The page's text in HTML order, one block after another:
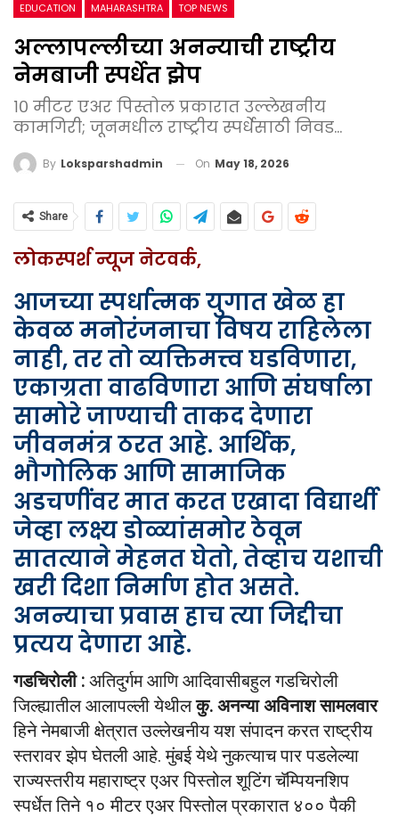
EDUCATION MAHARASHTRA TOP NEWS
अल्लापल्लीच्या अनन्याची राष्ट्रीय
नेमबाजी स्पर्धेत झेप
१० मीटर एअर पिस्तोल प्रकारात उल्लेखनीय
कामगिरी; जूनमधील राष्ट्रीय स्पर्धेसाठी निवड...
By Loksparshadmin On May 18, 2026
Share
लोकस्पर्श न्यूज नेटवर्क,
आजच्या स्पर्धात्मक युगात खेळ हा
केवळ मनोरंजनाचा विषय राहिलेला
नाही, तर तो व्यक्तिमत्त्व घडविणारा,
एकाग्रता वाढविणारा आणि संघर्षाला
सामोरे जाण्याची ताकद देणारा
जीवनमंत्र ठरत आहे. आर्थिक,
भौगोलिक आणि सामाजिक
अडचणींवर मात करत एखादा विद्यार्थी
जेव्हा लक्ष्य डोळ्यांसमोर ठेवून
सातत्याने मेहनत घेतो, तेव्हाच यशाची
खरी दिशा निर्माण होत असते.
अनन्याचा प्रवास हाच त्या जिद्दीचा
प्रत्यय देणारा आहे.
गडचिरोली : अतिदुर्गम आणि आदिवासीबहुल गडचिरोली
जिल्ह्यातील आलापल्ली येथीलकु. अनन्या अविनाश सामलवार
हिने नेमबाजी क्षेत्रात उल्लेखनीय यश संपादन करत राष्ट्रीय
स्तरावर झेप घेतली आहे. मुंबई येथे नुकत्याच पार पडलेल्या
राज्यस्तरीय महाराष्ट्र एअर पिस्तोल शूटिंग चॅम्पियनशिप
स्पर्धेत तिने १० मीटर एअर पिस्तोल प्रकारात ४०० पैकी